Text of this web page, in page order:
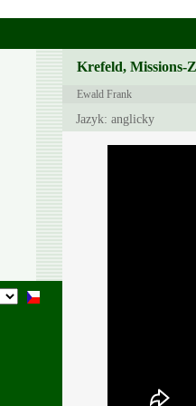
Krefeld, Missions-
Ewald Frank
Jazyk: anglicky